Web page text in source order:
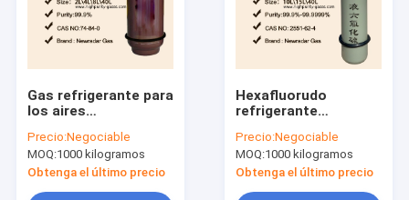
Gas refrigerante para
los aires
automóvil
Precio:Negociable
MOQ:1000 kilogramos
Obtenga el último precio
Hexafluorudo
refrigerante
azufre del gas del
gas licuado como
grado industrial del
gas del grado
Precio:Negociable
MOQ:1000 kilogramos
Obtenga el último precio